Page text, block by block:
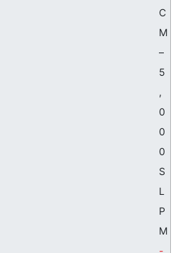
C
M
–
5
,
0
0
0
S
L
P
M